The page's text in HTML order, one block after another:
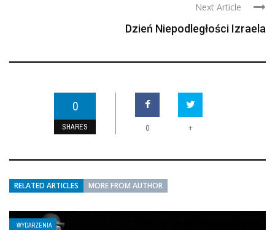
Next Article
Dzień Niepodległości Izraela
0
SHARES 0 +
RELATED ARTICLES MORE FROM AUTHOR
WYDARZENIA